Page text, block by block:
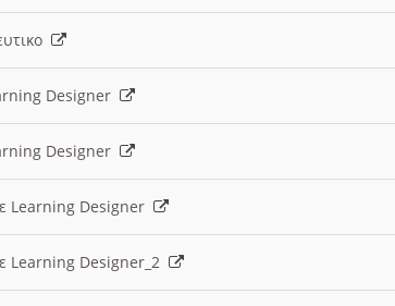
Designer
Designer
Learning Designer
Learning Designer_2